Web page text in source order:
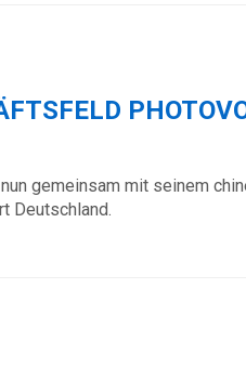
gemeinsam mit seinem
Deutschland.